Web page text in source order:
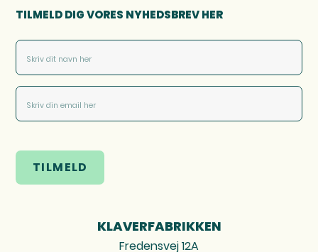
TILMELD DIG VORES NYHEDSBREV HER
TILMELD
KLAVERFABRIKKEN
Fredensvej 12A